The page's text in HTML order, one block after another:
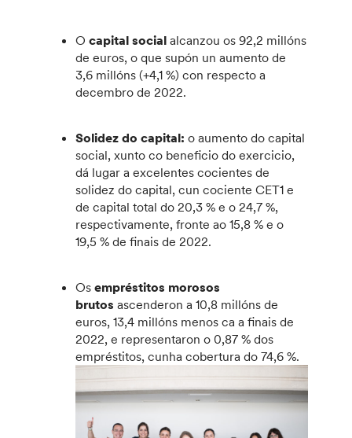
Ocapital social alcanzou os 92,2 millóns
de euros, o que supón un aumento de
3,6 millóns (+4,1 %) con respecto a
decembro de 2022.
Solidez do capital: o aumento do capital
social, xunto co beneficio do exercicio,
dá lugar a excelentes cocientes de
solidez do capital, cun cociente CET1 e
de capital total do 20,3 % e o 24,7 %,
respectivamente, fronte ao 15,8 % e o
19,5 % de finais de 2022.
Osempréstitos morosos
brutos ascenderon a 10,8 millóns de
euros, 13,4 millóns menos ca a finais de
2022, e representaron o 0,87 % dos
empréstitos, cunha cobertura do 74,6 %.